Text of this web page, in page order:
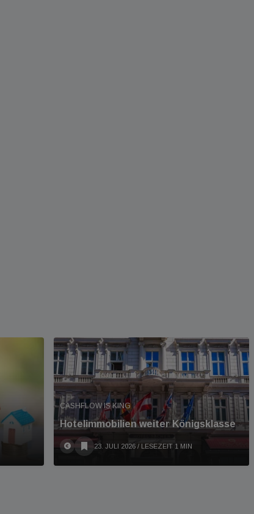
CASHFLOW IS KING
Hotelimmobilien weiter Königsklasse
23. JULI 2026 / LESEZEIT 1 MIN